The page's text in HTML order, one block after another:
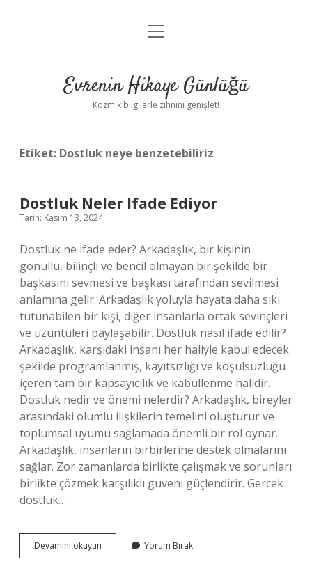
Anasayfa
Yasal Uyarı
menüyü
Evrenin Hikaye Günlüğü
Kozmik bilgilerle zihnini genişlet!
Etiket: Dostluk neye benzetebiliriz
Dostluk Neler Ifade Ediyor
Tarih: Kasım 13, 2024
Dostluk ne ifade eder? Arkadaşlık, bir kişinin
gönüllü, bilinçli ve bencil olmayan bir şekilde bir
başkasını sevmesi ve başkası tarafından sevilmesi
anlamına gelir. Arkadaşlık yoluyla hayata daha sıkı
tutunabilen bir kişi, diğer insanlarla ortak sevinçleri
ve üzüntüleri paylaşabilir. Dostluk nasıl ifade edilir?
Arkadaşlık, karşıdaki insanı her haliyle kabul edecek
şekilde programlanmış, kayıtsızlığı ve koşulsuzluğu
içeren tam bir kapsayıcılık ve kabullenme halidir.
Dostluk nedir ve önemi nelerdir? Arkadaşlık, bireyler
arasındaki olumlu ilişkilerin temelini oluşturur ve
toplumsal uyumu sağlamada önemli bir rol oynar.
Arkadaşlık, insanların birbirlerine destek olmalarını
sağlar. Zor zamanlarda birlikte çalışmak ve sorunları
birlikte çözmek karşılıklı güveni güçlendirir. Gercek
dostluk…
Devamını okuyun
Neler
Yorum Bırak